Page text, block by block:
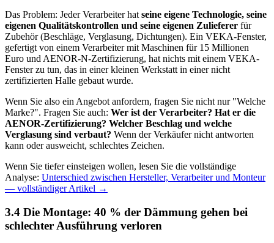
Das Problem: Jeder Verarbeiter hatseine eigene Technologie, seine
eigenen Qualitätskontrollen und seine eigenen Zulieferer für
Zubehör (Beschläge, Verglasung, Dichtungen). Ein VEKA-Fenster,
gefertigt von einem Verarbeiter mit Maschinen für 15 Millionen
Euro und AENOR-N-Zertifizierung, hat nichts mit einem VEKA-
Fenster zu tun, das in einer kleinen Werkstatt in einer nicht
zertifizierten Halle gebaut wurde.
Wenn Sie also ein Angebot anfordern, fragen Sie nicht nur "Welche
Marke?". Fragen Sie auch: Wer ist der Verarbeiter? Hat er die
AENOR-Zertifizierung? Welcher Beschlag und welche
Verglasung sind verbaut? Wenn der Verkäufer nicht antworten
kann oder ausweicht, schlechtes Zeichen.
Wenn Sie tiefer einsteigen wollen, lesen Sie die vollständige
Analyse: Unterschied zwischen Hersteller, Verarbeiter und Monteur
— vollständiger Artikel →
3.4 Die Montage: 40 % der Dämmung gehen bei
schlechter Ausführung verloren